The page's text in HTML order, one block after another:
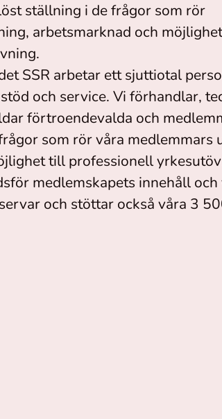
ställning i de frågor som rör
arbetsmarknad och
SSR arbetar ett sjuttiotal
och service. Vi förhandlar,
förtroendevalda och
som rör våra medlemmars
till professionell
medlemskapets innehåll och
och stöttar också våra 3